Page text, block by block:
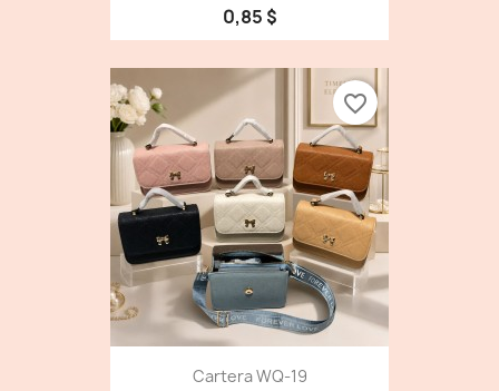
0,85 $
Cartera WQ-19
favorite_border